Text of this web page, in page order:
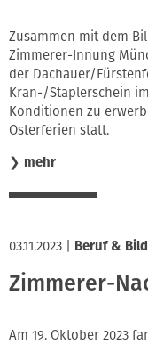
Zusammen mit dem
Zimmerer-Innung
der Dachauer/
Kran-/Staplerschein
Konditionen zu
Osterferien statt.
❯ mehr
03.11.2023 Beruf &
Zimmerer-
Am 19. Oktober 2023